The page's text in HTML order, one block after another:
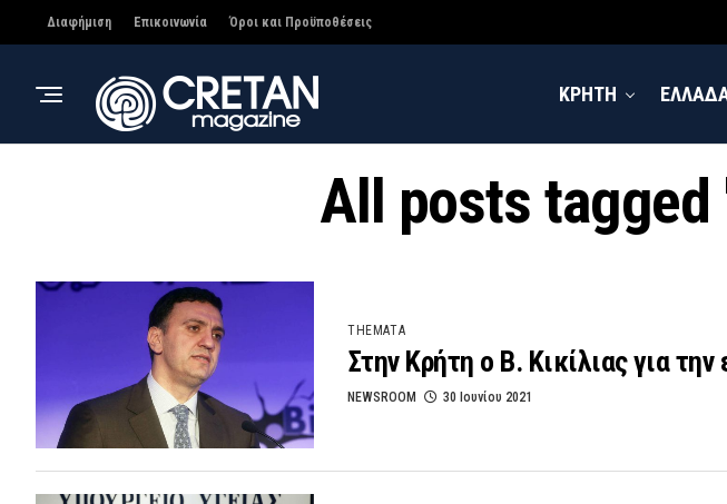
Διαφήμιση Επικοινωνία Όροι και Προϋποθέσεις
ΚΡΗΤΗ
All posts tagged
THEMATA
Στην Κρήτη ο Β. Κικίλιας για
NEWSROOM 30 Ιουνίου 2021